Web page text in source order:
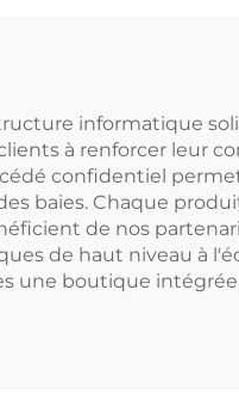
informatique
à renforcer leur
confidentiel
baies. Chaque
de nos
de haut niveau à
une boutique